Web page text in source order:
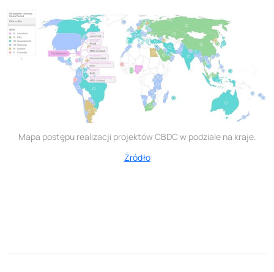
Mapa postępu realizacji projektów CBDC w podziale na kraje.
Źródło